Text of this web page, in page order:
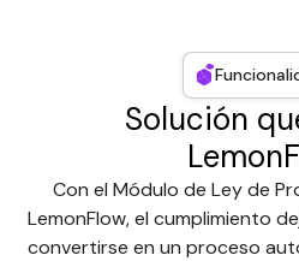
Solución
Con el Módulo de Ley de
LemonFlow, el cumplimiento
convertirse en un proceso